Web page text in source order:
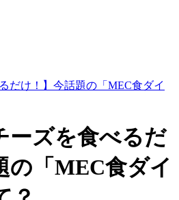
だけ！】今話題の「MEC食ダイ
ーズを食べるだ
の「MEC食ダイ